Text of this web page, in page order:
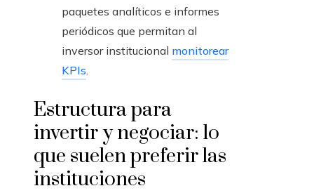
paquetes analíticos e informes
periódicos que permitan al
inversor institucional monitorear
KPIs.
Estructura para
invertir y negociar: lo
que suelen preferir las
instituciones